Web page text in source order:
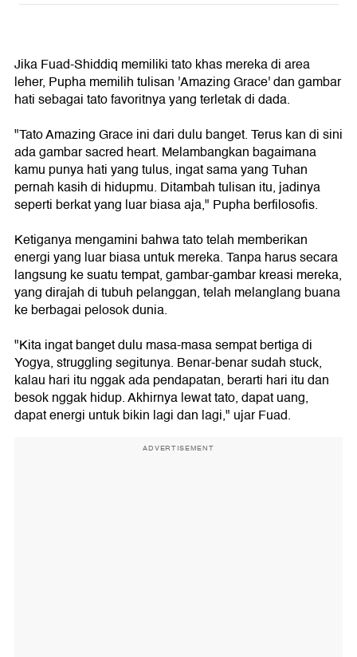
Jika Fuad-Shiddiq memiliki tato khas mereka di area
leher, Pupha memilih tulisan 'Amazing Grace' dan gambar
hati sebagai tato favoritnya yang terletak di dada.
"Tato Amazing Grace ini dari dulu banget. Terus kan di sini
ada gambar sacred heart. Melambangkan bagaimana
kamu punya hati yang tulus, ingat sama yang Tuhan
pernah kasih di hidupmu. Ditambah tulisan itu, jadinya
seperti berkat yang luar biasa aja," Pupha berfilosofis.
Ketiganya mengamini bahwa tato telah memberikan
energi yang luar biasa untuk mereka. Tanpa harus secara
langsung ke suatu tempat, gambar-gambar kreasi mereka,
yang dirajah di tubuh pelanggan, telah melanglang buana
ke berbagai pelosok dunia.
"Kita ingat banget dulu masa-masa sempat bertiga di
Yogya, struggling segitunya. Benar-benar sudah stuck,
kalau hari itu nggak ada pendapatan, berarti hari itu dan
besok nggak hidup. Akhirnya lewat tato, dapat uang,
dapat energi untuk bikin lagi dan lagi," ujar Fuad.
ADVERTISEMENT